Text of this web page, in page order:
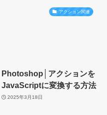
アクション関連
Photoshop│アクションを
JavaScriptに変換する方法
2025年3月18日